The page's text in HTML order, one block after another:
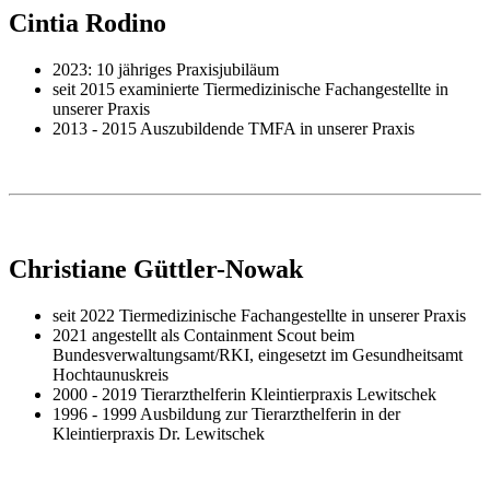
Cintia Rodino
2023: 10 jähriges Praxisjubiläum
seit 2015 examinierte Tiermedizinische Fachangestellte in
unserer Praxis
2013 - 2015 Auszubildende TMFA in unserer Praxis
Christiane Güttler-Nowak
seit 2022 Tiermedizinische Fachangestellte in unserer Praxis
2021 angestellt als Containment Scout beim
Bundesverwaltungsamt/RKI, eingesetzt im Gesundheitsamt
Hochtaunuskreis
2000 - 2019 Tierarzthelferin Kleintierpraxis Lewitschek
1996 - 1999 Ausbildung zur Tierarzthelferin in der
Kleintierpraxis Dr. Lewitschek